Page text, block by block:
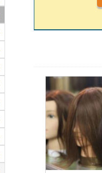
מיוחדות
חדשות
לכך
מעשי.
מענה לכל